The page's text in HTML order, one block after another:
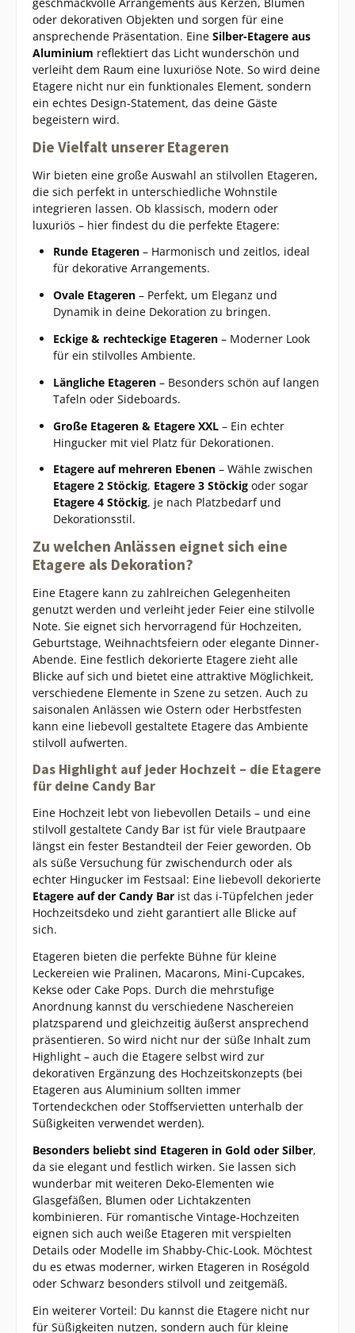
oder dekorativen Objekten und sorgen für eine
ansprechende Präsentation. Eine Silber-Etagere aus
Aluminium reflektiert das Licht wunderschön und
verleiht dem Raum eine luxuriöse Note. So wird deine
Etagere nicht nur ein funktionales Element, sondern
ein echtes Design-Statement, das deine Gäste
begeistern wird.
Die Vielfalt unserer Etageren
Wir bieten eine große Auswahl an stilvollen Etageren,
die sich perfekt in unterschiedliche Wohnstile
integrieren lassen. Ob klassisch, modern oder
luxuriös – hier findest du die perfekte Etagere:
Runde Etageren– Harmonisch und zeitlos, ideal
für dekorative Arrangements.
Ovale Etageren– Perfekt, um Eleganz und
Dynamik in deine Dekoration zu bringen.
Eckige & rechteckige Etageren– Moderner Look
für ein stilvolles Ambiente.
Längliche Etageren– Besonders schön auf langen
Tafeln oder Sideboards.
Große Etageren & Etagere XXL– Ein echter
Hingucker mit viel Platz für Dekorationen.
Etagere auf mehreren Ebenen– Wähle zwischen
Etagere 2 Stöckig, Etagere 3 Stöckigoder sogar
Etagere 4 Stöckig, je nach Platzbedarf und
Dekorationsstil.
Zu welchen Anlässen eignet sich eine
Etagere als Dekoration?
Eine Etagere kann zu zahlreichen Gelegenheiten
genutzt werden und verleiht jeder Feier eine stilvolle
Note. Sie eignet sich hervorragend für Hochzeiten,
Geburtstage, Weihnachtsfeiern oder elegante Dinner-
Abende. Eine festlich dekorierte Etagere zieht alle
Blicke auf sich und bietet eine attraktive Möglichkeit,
verschiedene Elemente in Szene zu setzen. Auch zu
saisonalen Anlässen wie Ostern oder Herbstfesten
kann eine liebevoll gestaltete Etagere das Ambiente
stilvoll aufwerten.
Das Highlight auf jeder Hochzeit – die Etagere
für deine Candy Bar
Eine Hochzeit lebt von liebevollen Details – und eine
stilvoll gestaltete Candy Bar ist für viele Brautpaare
längst ein fester Bestandteil der Feier geworden. Ob
als süße Versuchung für zwischendurch oder als
echter Hingucker im Festsaal: Eine liebevoll dekorierte
Etagere auf der Candy Bar ist das i-Tüpfelchen jeder
Hochzeitsdeko und zieht garantiert alle Blicke auf
sich.
Etageren bieten die perfekte Bühne für kleine
Leckereien wie Pralinen, Macarons, Mini-Cupcakes,
Kekse oder Cake Pops. Durch die mehrstufige
Anordnung kannst du verschiedene Naschereien
platzsparend und gleichzeitig äußerst ansprechend
präsentieren. So wird nicht nur der süße Inhalt zum
Highlight – auch die Etagere selbst wird zur
dekorativen Ergänzung des Hochzeitskonzepts (bei
Etageren aus Aluminium sollten immer
Tortendeckchen oder Stoffservietten unterhalb der
Süßigkeiten verwendet werden).
Besonders beliebt sind Etageren in Gold oder Silber,
da sie elegant und festlich wirken. Sie lassen sich
wunderbar mit weiteren Deko-Elementen wie
Glasgefäßen, Blumen oder Lichtakzenten
kombinieren. Für romantische Vintage-Hochzeiten
eignen sich auch weiße Etageren mit verspielten
Details oder Modelle im Shabby-Chic-Look. Möchtest
du es etwas moderner, wirken Etageren in Roségold
oder Schwarz besonders stilvoll und zeitgemäß.
Ein weiterer Vorteil: Du kannst die Etagere nicht nur
für Süßigkeiten nutzen, sondern auch für kleine